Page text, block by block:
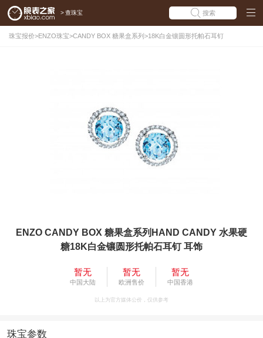
> 查珠宝 搜索
珠宝报价>ENZO珠宝>CANDY BOX 糖果盒系列 >18K白金镶圆形托帕石耳钉
ENZO CANDY BOX 糖果盒系列HAND CANDY 水果硬
糖18K白金镶圆形托帕石耳钉 耳饰
暂无
中国大陆
暂无
欧洲售价
暂无
中国香港
以上为官方媒体公价，仅供参考
珠宝参数